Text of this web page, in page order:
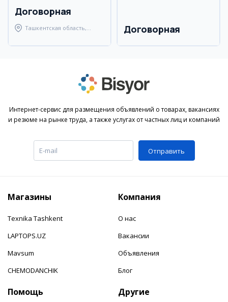
Договорная
Ташкентская область,
Договорная
Интернет-сервис для размещения объявлений о товарах, вакансиях
и резюме на рынке труда, а также услугах от частных лиц и компаний
Отправить
Магазины
Texnika Tashkent
LAPTOPS.UZ
Mavsum
CHEMODANCHIK
Компания
О нас
Вакансии
Объявления
Блог
Помощь Другие